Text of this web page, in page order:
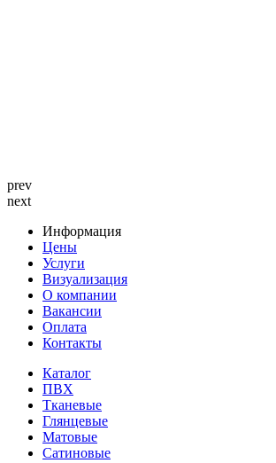
prev
next
Информация
Цены
Услуги
Визуализация
О компании
Вакансии
Оплата
Контакты
Каталог
ПВХ
Тканевые
Глянцевые
Матовые
Сатиновые